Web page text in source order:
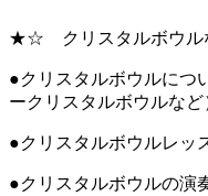
★☆ クリスタルボウ
●クリスタルボウルにつ
ークリスタルボウルなど
●クリスタルボウルレッ
●クリスタルボウルの演